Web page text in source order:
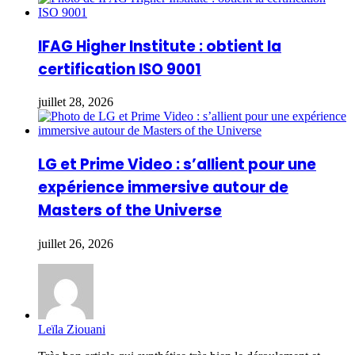
IFAG Higher Institute : obtient la
certification ISO 9001
juillet 28, 2026
LG et Prime Video : s’allient pour une
expérience immersive autour de
Masters of the Universe
juillet 26, 2026
Leïla Ziouani